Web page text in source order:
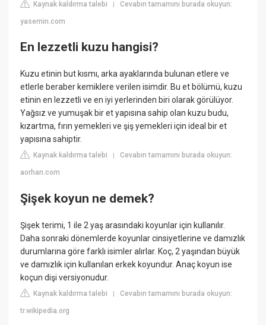
Kaynak kaldırma talebi |Cevabın tamamını burada okuyun:
yasemin.com
En lezzetli kuzu hangisi?
Kuzu etinin but kısmı, arka ayaklarında bulunan etlere ve
etlerle beraber kemiklere verilen isimdir. Bu et bölümü, kuzu
etinin en lezzetli ve en iyi yerlerinden biri olarak görülüyor.
Yağsız ve yumuşak bir et yapısına sahip olan kuzu budu,
kızartma, fırın yemekleri ve şiş yemekleri için ideal bir et
yapısına sahiptir.
Kaynak kaldırma talebi |Cevabın tamamını burada okuyun:
aorhan.com
Şişek koyun ne demek?
Şişek terimi, 1 ile 2 yaş arasındaki koyunlar için kullanılır.
Daha sonraki dönemlerde koyunlar cinsiyetlerine ve damızlık
durumlarına göre farklı isimler alırlar. Koç, 2 yaşından büyük
ve damızlık için kullanılan erkek koyundur. Anaç koyun ise
koçun dişi versiyonudur.
Kaynak kaldırma talebi |Cevabın tamamını burada okuyun:
tr.wikipedia.org